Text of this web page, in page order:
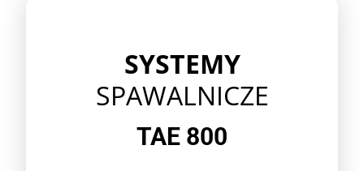
SYSTEMY
SPAWALNICZE
TAE 800